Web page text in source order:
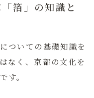
箔」の知識と
ついての基礎知識を
なく、京都の文化を
す。